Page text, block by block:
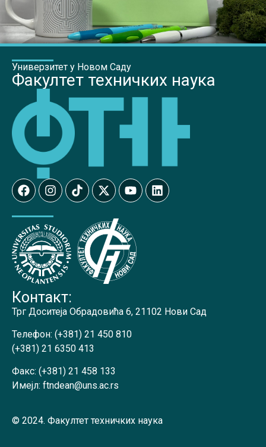
Универзитет у Новом Саду
Факултет техничких наука
Контакт:
Трг Доситеја Обрадовића 6, 21102 Нови Сад
Телефон: (+381) 21 450 810
(+381) 21 6350 413
Факс: (+381) 21 458 133
Имејл: ftndean@uns.ac.rs
© 2024. Факултет техничких наука